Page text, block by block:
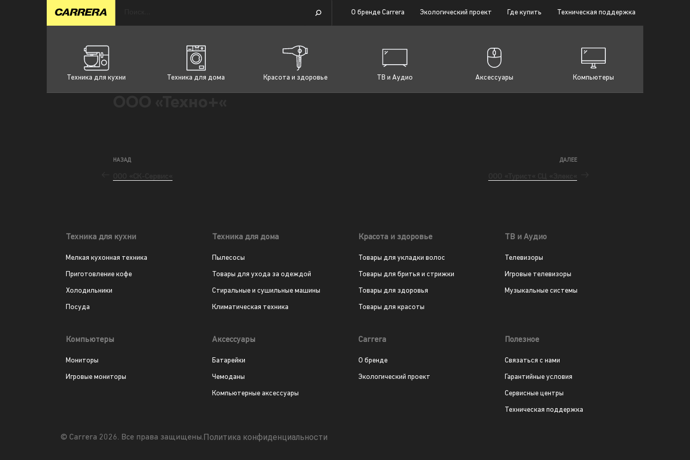
О бренде Carrera Экологический проект Где купить Техническая поддержка
Техника для кухни Техника для дома Красота и здоровье ТВ и Аудио Аксессуары Компьютеры
НАЗАД ДАЛЕЕ
Техника для кухни
Мелкая кухонная техника
Приготовление кофе
Холодильники
Посуда
Техника для дома
Пылесосы
Товары для ухода за одеждой
Стиральные и сушильные машины
Климатическая техника
Красота и здоровье
Товары для укладки волос
Товары для бритья и стрижки
Товары для здоровья
Товары для красоты
ТВ и Аудио
Телевизоры
Игровые телевизоры
Музыкальные системы
Компьютеры
Мониторы
Игровые мониторы
Аксессуары
Батарейки
Чемоданы
Компьютерные аксессуары
Carrera
О бренде
Экологический проект
Полезное
Связаться с нами
Гарантийные условия
Сервисные центры
Техническая поддержка
© Carrera 2026. Все права защищены.Политика конфиденциальности